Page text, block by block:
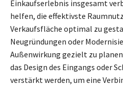
Einkaufserlebnis insgesamt
helfen, die effektivste
Verkaufsfläche optimal zu
Neugründungen oder
Außenwirkung gezielt zu
das Design des Eingangs oder
verstärkt werden, um eine